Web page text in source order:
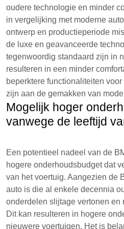
oudere technologie en minder
in vergelijking met moderne
ontwerp en productieperiode
de luxe en geavanceerde
tegenwoordig standaard zijn in
resulteren in een minder
beperktere functionaliteiten
zijn aan de gemakken van
Mogelijk hoger
vanwege de leeftijd
Een potentieel nadeel van de
hogere onderhoudsbudget dat
van het voertuig. Aangezien de
auto is die al enkele decennia
onderdelen slijtage vertonen en
Dit kan resulteren in hogere
nieuwere voertuigen. Het is